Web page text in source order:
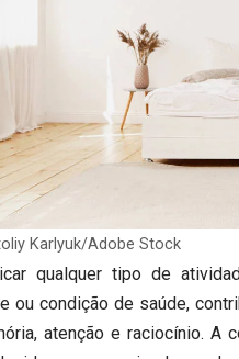
Karlyuk/Adobe Stock
qualquer tipo de
ou condição de saúde,
atenção e raciocínio. A